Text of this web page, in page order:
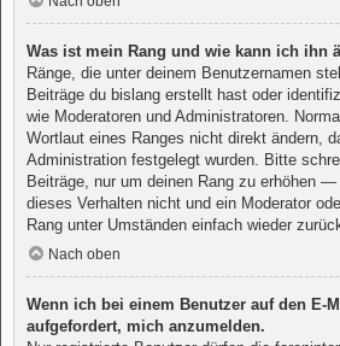
Was ist mein Rang und wie kann ich ihn
Ränge, die unter deinem Benutzernamen
Beiträge du bislang erstellt hast oder
wie Moderatoren und Administratoren.
Wortlaut eines Ranges nicht direkt ändern,
Administration festgelegt wurden. Bitte
Beiträge, nur um deinen Rang zu erhöhen
dieses Verhalten nicht und ein Moderator
Rang unter Umständen einfach wieder
Nach oben
Wenn ich bei einem Benutzer auf den E-
aufgefordert, mich anzumelden.